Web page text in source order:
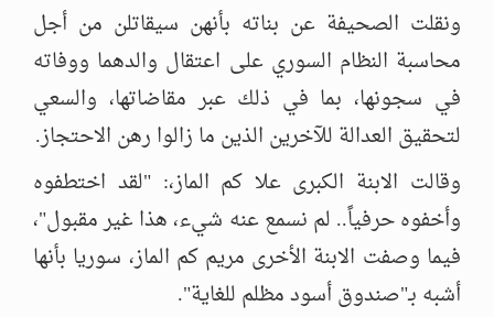
ونقلت الصحيفة عن بناته بأنهن سيقاتلن من أجل
محاسبة النظام السوري على اعتقال والدهما ووفاته
في سجونها، بما في ذلك عبر مقاضاتها، والسعي
لتحقيق العدالة للآخرين الذين ما زالوا رهن الاحتجاز.
وقالت الابنة الكبرى علا كم الماز،: "لقد اختطفوه
وأخفوه حرفياً.. لم نسمع عنه شيء، هذا غير مقبول"،
فيما وصفت الابنة الأخرى مريم كم الماز، سوريا بأنها
أشبه بـ"صندوق أسود مظلم للغاية".